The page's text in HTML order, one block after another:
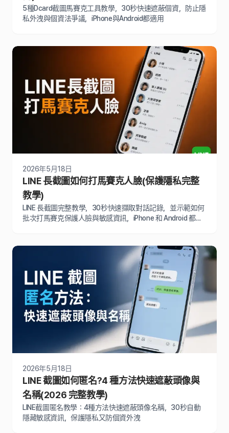
5種Dcard截圖馬賽克工具教學，30秒快速遮蔽個資，防止隱
私外洩與個資法爭議，iPhone與Android都適用
2026年5月18日
LINE 長截圖如何打馬賽克人臉(保護隱私完整
教學)
LINE 長截圖完整教學，30秒快速擷取對話記錄，並示範如何
批次打馬賽克保護人臉與敏感資訊，iPhone 和 Android 都適
2026年5月18日
LINE 截圖如何匿名?4 種方法快速遮蔽頭像與
名稱(2026 完整教學)
LINE截圖匿名教學：4種方法快速遮蔽頭像名稱，30秒自動
隱藏敏感資訊，保護隱私又防個資外洩